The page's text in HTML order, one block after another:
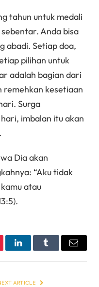
tahun untuk medali
Anda bisa
abadi. Setiap doa,
pilihan untuk
adalah bagian dari
remehkan kesetiaan
Surga
imbalan itu akan
Dia akan
“Aku tidak
atau
LinkedInTumblr Email
ARTICLE